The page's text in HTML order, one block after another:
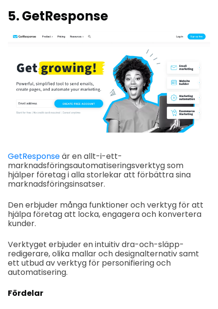
5. GetResponse
GetResponseär en allt-i-ett-
marknadsföringsautomatiseringsverktyg som
hjälper företag i alla storlekar att förbättra sina
marknadsföringsinsatser.
Den erbjuder många funktioner och verktyg för att
hjälpa företag att locka, engagera och konvertera
kunder.
Verktyget erbjuder en intuitiv dra-och-släpp-
redigerare, olika mallar och designalternativ samt
ett utbud av verktyg för personifiering och
automatisering.
Fördelar